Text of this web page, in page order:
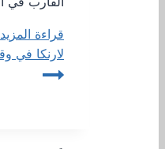
قراءة المزيد
لارنكا في